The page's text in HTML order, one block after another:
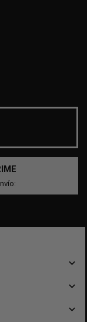
navigate_before
navigate_before
navigate_before